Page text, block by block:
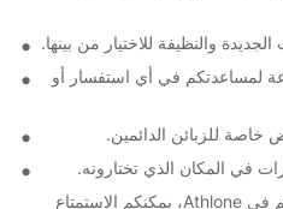
والنظيفة للاختيار من بينها.
لمساعدتكم في أي استفسار أو
خاصة للزبائن الدائمين.
في المكان الذي تختارونه.
باختياركم Europcar لتأجير سيارتكم في Athlone، يمكنكم الاستمتاع